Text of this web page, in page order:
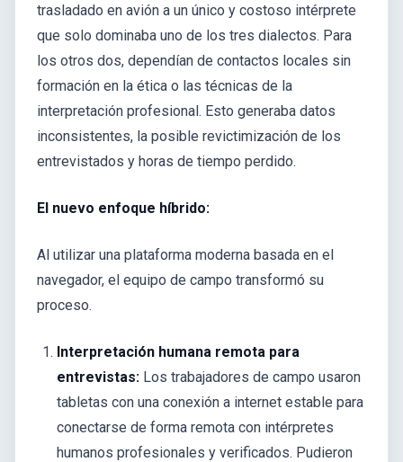
trasladado en avión a un único y costoso intérprete
que solo dominaba uno de los tres dialectos. Para
los otros dos, dependían de contactos locales sin
formación en la ética o las técnicas de la
interpretación profesional. Esto generaba datos
inconsistentes, la posible revictimización de los
entrevistados y horas de tiempo perdido.
El nuevo enfoque híbrido:
Al utilizar una plataforma moderna basada en el
navegador, el equipo de campo transformó su
proceso.
Interpretación humana remota para
entrevistas: Los trabajadores de campo usaron
tabletas con una conexión a internet estable para
conectarse de forma remota con intérpretes
humanos profesionales y verificados. Pudieron